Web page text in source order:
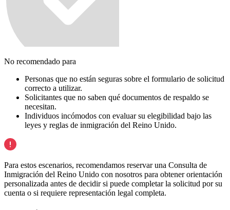
No recomendado para
Personas que no están seguras sobre el formulario de solicitud
correcto a utilizar.
Solicitantes que no saben qué documentos de respaldo se
necesitan.
Individuos incómodos con evaluar su elegibilidad bajo las
leyes y reglas de inmigración del Reino Unido.
Para estos escenarios, recomendamos reservar una Consulta de
Inmigración del Reino Unido con nosotros para obtener orientación
personalizada antes de decidir si puede completar la solicitud por su
cuenta o si requiere representación legal completa.